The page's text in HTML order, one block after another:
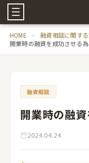
HOME
融資相談に関す
開業時の融資を成功させる
融資相談
開業時の融
2024.04.24